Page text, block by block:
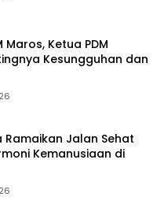
Maros, Ketua PDM
Kesungguhan dan
Ramaikan Jalan Sehat
Kemanusiaan di